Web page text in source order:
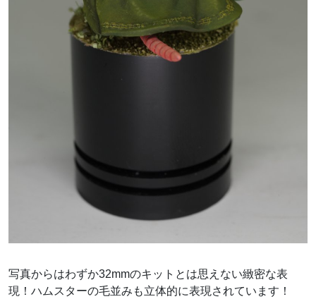
写真からはわずか32mmのキットとは思えない緻密な表
現！ハムスターの毛並みも立体的に表現されています！